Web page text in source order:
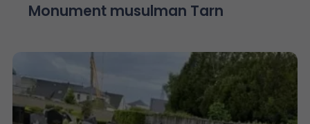
Monument musulman Tarn